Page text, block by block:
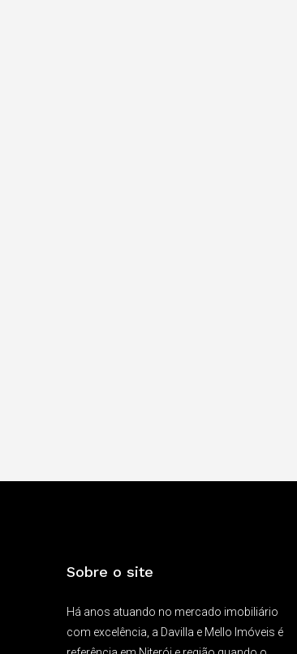
Sobre o site
Há anos atuando no mercado imobiliário
com excelência, a Davilla e Mello Imóveis é